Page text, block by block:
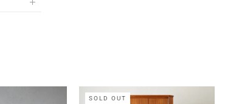
SOLD OUT